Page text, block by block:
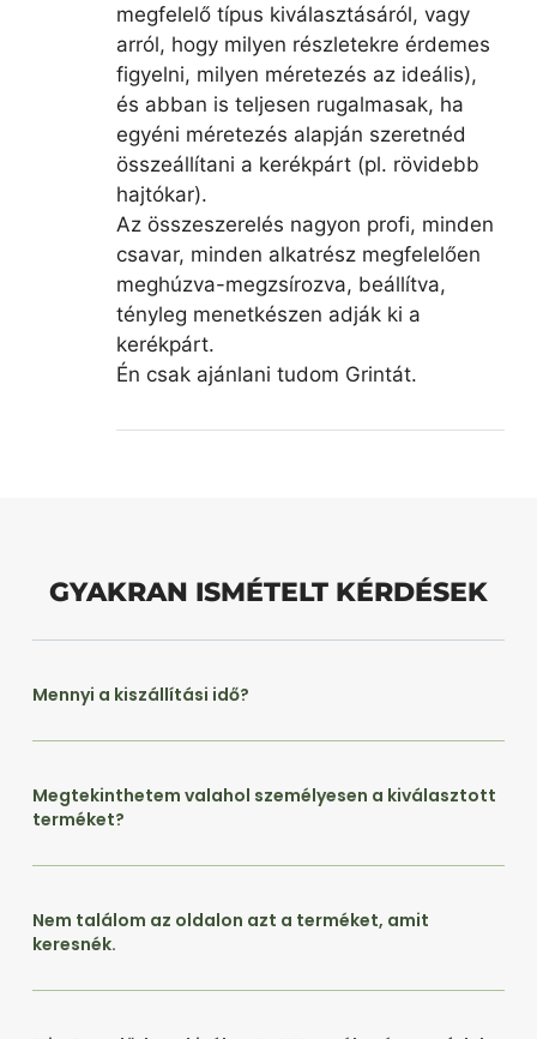
megfelelő típus kiválasztásáról, vagy
arról, hogy milyen részletekre érdemes
figyelni, milyen méretezés az ideális),
és abban is teljesen rugalmasak, ha
egyéni méretezés alapján szeretnéd
összeállítani a kerékpárt (pl. rövidebb
hajtókar).
Az összeszerelés nagyon profi, minden
csavar, minden alkatrész megfelelően
meghúzva-megzsírozva, beállítva,
tényleg menetkészen adják ki a
kerékpárt.
Én csak ajánlani tudom Grintát.
GYAKRAN ISMÉTELT KÉRDÉSEK
Mennyi a kiszállítási idő?
Megtekinthetem valahol személyesen a kiválasztott
terméket?
Nem találom az oldalon azt a terméket, amit
keresnék.